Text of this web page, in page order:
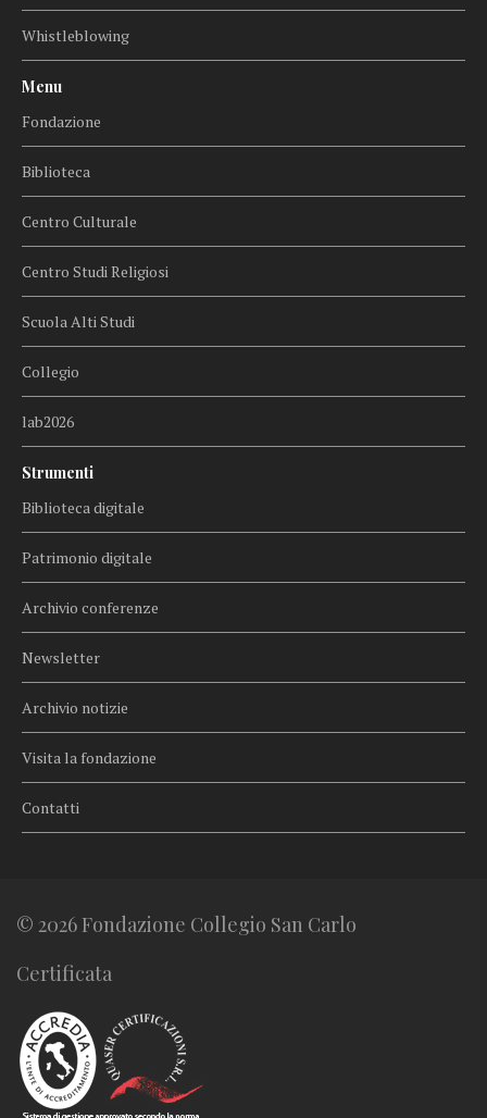
Whistleblowing
Menu
Fondazione
Biblioteca
Centro Culturale
Centro Studi Religiosi
Scuola Alti Studi
Collegio
lab2026
Strumenti
Biblioteca digitale
Patrimonio digitale
Archivio conferenze
Newsletter
Archivio notizie
Visita la fondazione
Contatti
© 2026 Fondazione Collegio San Carlo
Certificata